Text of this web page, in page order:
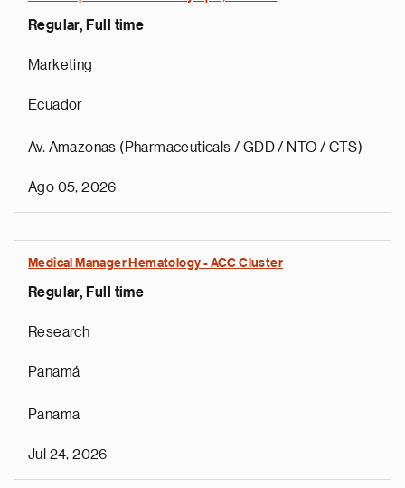
Regular, Full time
Marketing
Ecuador
Av. Amazonas (Pharmaceuticals / GDD / NTO / CTS)
Ago 05, 2026
Medical Manager Hematology - ACC Cluster
Regular, Full time
Research
Panamá
Panama
Jul 24, 2026